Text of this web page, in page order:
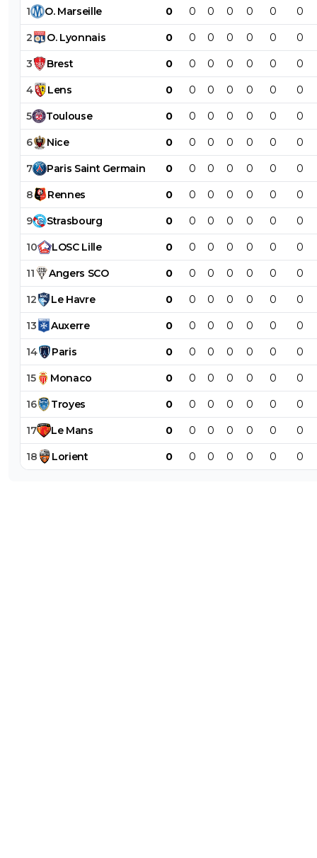
1 O. Marseille 0 0 0 0 0 0 0
2 O. Lyonnais 0 0 0 0 0 0 0
3 Brest 0 0 0 0 0 0 0
4 Lens 0 0 0 0 0 0 0
5 Toulouse 0 0 0 0 0 0 0
6 Nice 0 0 0 0 0 0 0
7 Paris Saint Germain 0 0 0 0 0 0 0
8 Rennes 0 0 0 0 0 0 0
9 Strasbourg 0 0 0 0 0 0 0
10 LOSC Lille 0 0 0 0 0 0 0
11 Angers SCO 0 0 0 0 0 0 0
12 Le Havre 0 0 0 0 0 0 0
13 Auxerre 0 0 0 0 0 0 0
14 Paris 0 0 0 0 0 0 0
15 Monaco 0 0 0 0 0 0 0
16 Troyes 0 0 0 0 0 0 0
17 Le Mans 0 0 0 0 0 0 0
18 Lorient 0 0 0 0 0 0 0